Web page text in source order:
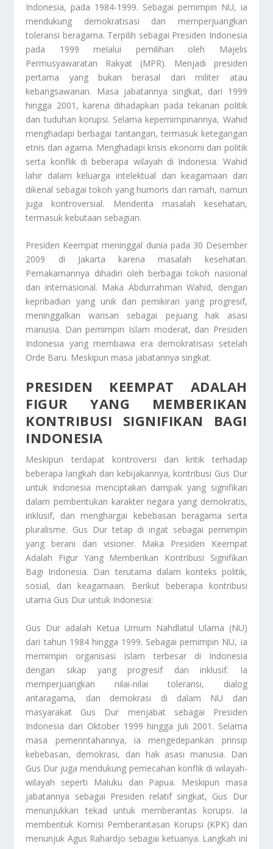
Indonesia, pada 1984-1999. Sebagai pemimpin NU, ia
mendukung demokratisasi dan memperjuangkan
toleransi beragama. Terpilih sebagai Presiden Indonesia
pada 1999 melalui pemilihan oleh Majelis
Permusyawaratan Rakyat (MPR). Menjadi presiden
pertama yang bukan berasal dari militer atau
kebangsawanan. Masa jabatannya singkat, dari 1999
hingga 2001, karena dihadapkan pada tekanan politik
dan tuduhan korupsi. Selama kepemimpinannya, Wahid
menghadapi berbagai tantangan, termasuk ketegangan
etnis dan agama. Menghadapi krisis ekonomi dan politik
serta konflik di beberapa wilayah di Indonesia. Wahid
lahir dalam keluarga intelektual dan keagamaan dan
dikenal sebagai tokoh yang humoris dan ramah, namun
juga kontroversial. Menderita masalah kesehatan,
termasuk kebutaan sebagian.
Presiden Keempat meninggal dunia pada 30 Desember
2009 di Jakarta karena masalah kesehatan.
Pemakamannya dihadiri oleh berbagai tokoh nasional
dan internasional. Maka Abdurrahman Wahid, dengan
kepribadian yang unik dan pemikiran yang progresif,
meninggalkan warisan sebagai pejuang hak asasi
manusia. Dan pemimpin Islam moderat, dan Presiden
Indonesia yang membawa era demokratisasi setelah
Orde Baru. Meskipun masa jabatannya singkat.
PRESIDEN KEEMPAT ADALAH
FIGUR YANG MEMBERIKAN
KONTRIBUSI SIGNIFIKAN BAGI
INDONESIA
Meskipun terdapat kontroversi dan kritik terhadap
beberapa langkah dan kebijakannya, kontribusi Gus Dur
untuk Indonesia menciptakan dampak yang signifikan
dalam pembentukan karakter negara yang demokratis,
inklusif, dan menghargai kebebasan beragama serta
pluralisme. Gus Dur tetap di ingat sebagai pemimpin
yang berani dan visioner. Maka
Presiden Keempat
Adalah Figur Yang Memberikan Kontribusi Signifikan
Bagi Indonesia. Dan terutama dalam konteks politik,
sosial, dan keagamaan. Berikut beberapa kontribusi
utama Gus Dur untuk Indonesia:
Gus Dur adalah Ketua Umum Nahdlatul Ulama (NU)
dari tahun 1984 hingga 1999. Sebagai pemimpin NU, ia
memimpin organisasi Islam terbesar di Indonesia
dengan sikap yang progresif dan inklusif. Ia
memperjuangkan nilai-nilai toleransi, dialog
antaragama, dan demokrasi di dalam NU dan
masyarakat Gus Dur menjabat sebagai Presiden
Indonesia dari Oktober 1999 hingga Juli 2001. Selama
masa pemerintahannya, ia mengedepankan prinsip
kebebasan, demokrasi, dan hak asasi manusia. Dan
Gus Dur juga mendukung pemecahan konflik di wilayah-
wilayah seperti Maluku dan Papua. Meskipun masa
jabatannya sebagai Presiden relatif singkat, Gus Dur
menunjukkan tekad untuk memberantas korupsi. Ia
membentuk Komisi Pemberantasan Korupsi (KPK) dan
menunjuk Agus Rahardjo sebagai ketuanya. Langkah ini